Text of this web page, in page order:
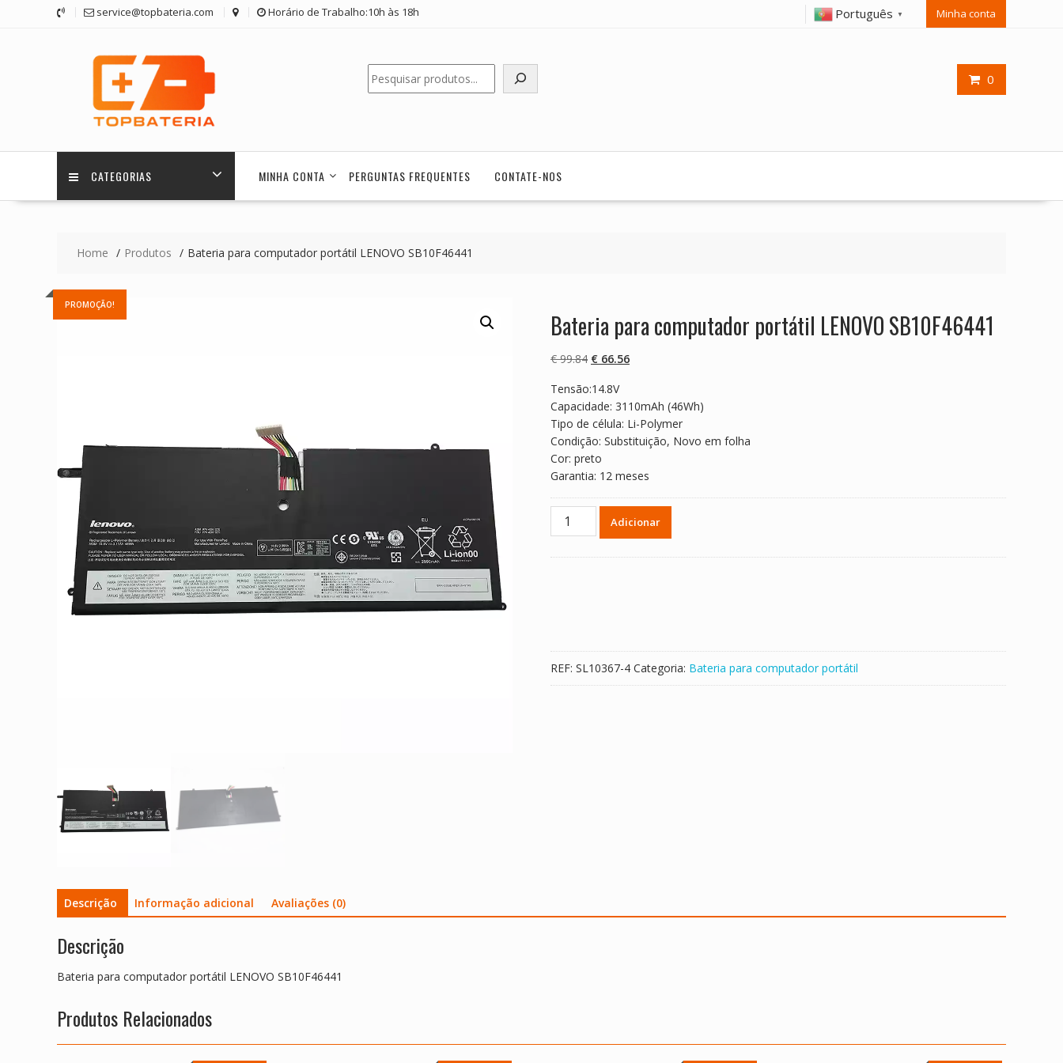
service@topbateria.com Horário de Trabalho:10h às 18h Português ▼ Minha conta
0
Pesquisar
CATEGORIAS MINHA CONTA PERGUNTAS FREQUENTES CONTATE-NOS
Home Produtos Bateria para computador portátil LENOVO SB10F46441
PROMOÇÃO!
Bateria para computador portátil LENOVO SB10F46441
€99.84 O
original
era:
€ 99.84.
€ 66.56O
é:
€ 66.56.
Tensão:14.8V
Capacidade: 3110mAh (46Wh)
Tipo de célula: Li-Polymer
Condição: Substituição, Novo em folha
Cor: preto
Garantia: 12 meses
Quantidade
Adicionar
REF: SL10367-4 Categoria: Bateria para computador portátil
Descrição Informação adicional Avaliações (0)
Descrição
Bateria para computador portátil LENOVO SB10F46441
Produtos Relacionados